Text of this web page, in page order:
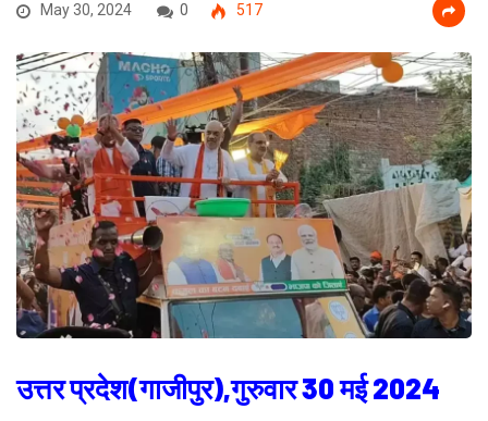
May 30, 2024 0 517
उत्तर प्रदेश(गाजीपुर),गुरुवार 30 मई 2024